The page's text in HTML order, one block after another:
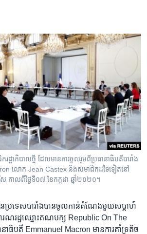
រដ្ឋាភិបាលថ្មី ដែលមានការចូលរួមពីប្រធានាធិបតីបារាំង
លោក Jean Castex និងសមាជិកដទៃទៀតនៅ
ស កាលពីថ្ងៃទី០៧ ខែកក្កដា ឆ្នាំ២០២០។
នៃ​ប្រទេស​បារាំង​បាន​ចូល​កាន់​តំណែង​មួយ​សប្តាហ៍​
ណ​រដ្ឋ​ឈ្មោះ​គណបក្ស​ Republic On The
ធិបតី ​Emmanuel Macron ​មាន​ការ​គាំទ្រ​តិច​